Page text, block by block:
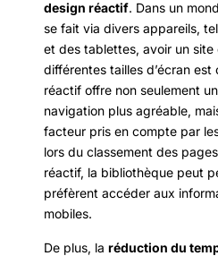
design réactif. Dans un
se fait via divers appareils,
et des tablettes, avoir un site
différentes tailles d’écran est
réactif offre non seulement
navigation plus agréable,
facteur pris en compte par
lors du classement des
réactif, la bibliothèque peut
préfèrent accéder aux
mobiles.
De plus, la réduction du